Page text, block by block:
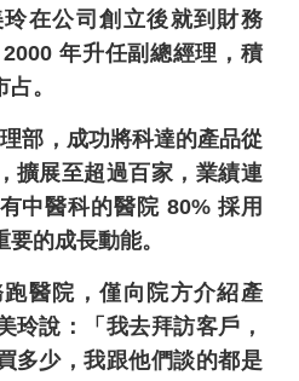
在公司創立後就到財務
年升任副總經理，積
。
部，成功將科達的產品從
擴展至超過百家，業績連
中醫科的醫院 80% 採用
的成長動能。
醫院，僅向院方介紹產
玲說：「我去拜訪客戶，
多少，我跟他們談的都是